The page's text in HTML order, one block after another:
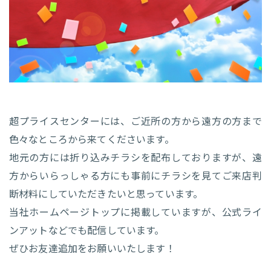
超プライスセンターには、ご近所の方から遠方の方まで
色々なところから来てくださいます。
地元の方には折り込みチラシを配布しておりますが、遠
方からいらっしゃる方にも事前にチラシを見てご来店判
断材料にしていただきたいと思っています。
当社ホームページトップに掲載していますが、公式ライ
ンアットなどでも配信しています。
ぜひお友達追加をお願いいたします！